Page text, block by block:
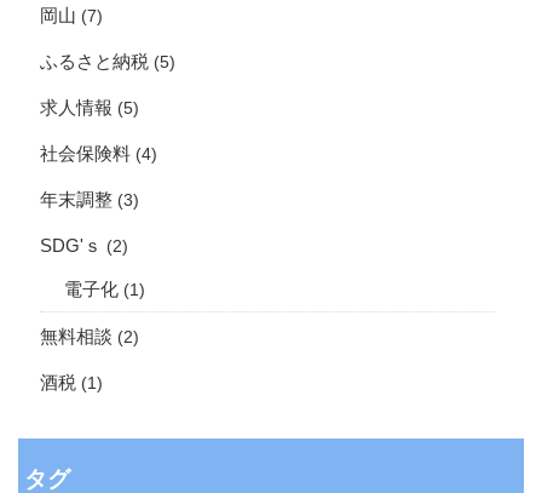
岡山 (7)
ふるさと納税 (5)
求人情報 (5)
社会保険料 (4)
年末調整 (3)
SDG'ｓ (2)
電子化 (1)
無料相談 (2)
酒税 (1)
タグ